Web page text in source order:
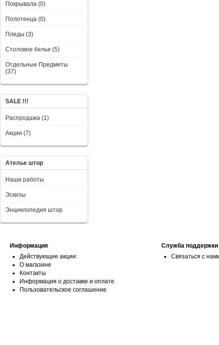
Покрывала (0)
Полотенца (0)
Пледы (3)
Столовое белье (5)
Отдельные Предметы
(37)
SALE !!!
Распродажа (1)
Акции (7)
Ателье штор
Наши работы
Эскизы
Энциклопедия штор
Информация
Действующие акции:
О магазине
Контакты
Информация о доставке и оплате
Пользовательское соглашение
Служба поддержки
Связаться с